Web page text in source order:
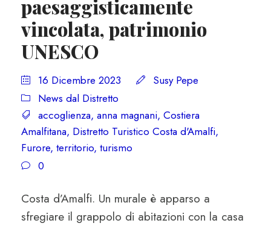
paesaggisticamente
vincolata, patrimonio
UNESCO
16 Dicembre 2023
Susy Pepe
News dal Distretto
accoglienza, anna magnani, Costiera
Amalfitana, Distretto Turistico Costa d'Amalfi,
Furore, territorio, turismo
0
Costa d’Amalfi. Un murale è apparso a
sfregiare il grappolo di abitazioni con la casa